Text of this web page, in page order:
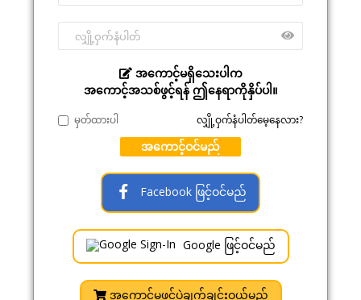
အကောင့်မရှိသေးပါက
အကောင့်အသစ်ဖွင့်ရန် ဤနေရာကိုနှိပ်ပါ။
မှတ်ထားပါ လျှို့ဝှက်နံပါတ်မေ့နေလား?
အကောင့်ဝင်မည်
Facebook ဖြင့်ဝင်မည်
Google ဖြင့်ဝင်မည်
အကောင့်မဖွင့်ပဲချက်ချင်းဝယ်မည်